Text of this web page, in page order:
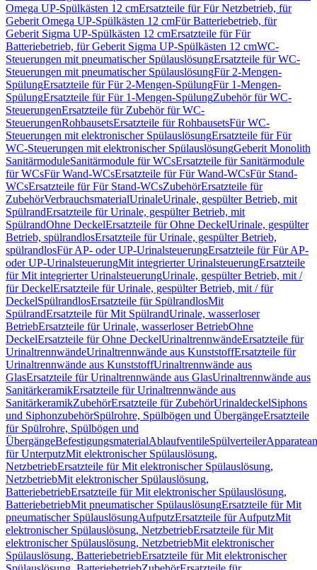
Omega UP-Spülkästen 12 cmErsatzteile für Für Netzbetrieb, für
Geberit Omega UP-Spülkästen 12 cmFür Batteriebetrieb, für
Geberit Sigma UP-Spülkästen 12 cmErsatzteile für Für
Batteriebetrieb, für Geberit Sigma UP-Spülkästen 12 cmWC-
Steuerungen mit pneumatischer SpülauslösungErsatzteile für WC-
Steuerungen mit pneumatischer SpülauslösungFür 2-Mengen-
SpülungErsatzteile für Für 2-Mengen-SpülungFür 1-Mengen-
SpülungErsatzteile für Für 1-Mengen-SpülungZubehör für WC-
SteuerungenErsatzteile für Zubehör für WC-
SteuerungenRohbausetsErsatzteile für RohbausetsFür WC-
Steuerungen mit elektronischer SpülauslösungErsatzteile für Für
WC-Steuerungen mit elektronischer SpülauslösungGeberit Monolith
SanitärmoduleSanitärmodule für WCsErsatzteile für Sanitärmodule
für WCsFür Wand-WCsErsatzteile für Für Wand-WCsFür Stand-
WCsErsatzteile für Für Stand-WCsZubehörErsatzteile für
ZubehörVerbrauchsmaterialUrinaleUrinale, gespülter Betrieb, mit
SpülrandErsatzteile für Urinale, gespülter Betrieb, mit
SpülrandOhne DeckelErsatzteile für Ohne DeckelUrinale, gespülter
Betrieb, spülrandlosErsatzteile für Urinale, gespülter Betrieb,
spülrandlosFür AP- oder UP-UrinalsteuerungErsatzteile für Für AP-
oder UP-UrinalsteuerungMit integrierter UrinalsteuerungErsatzteile
für Mit integrierter UrinalsteuerungUrinale, gespülter Betrieb, mit /
für DeckelErsatzteile für Urinale, gespülter Betrieb, mit / für
DeckelSpülrandlosErsatzteile für SpülrandlosMit
SpülrandErsatzteile für Mit SpülrandUrinale, wasserloser
BetriebErsatzteile für Urinale, wasserloser BetriebOhne
DeckelErsatzteile für Ohne DeckelUrinaltrennwändeErsatzteile für
UrinaltrennwändeUrinaltrennwände aus KunststoffErsatzteile für
Urinaltrennwände aus KunststoffUrinaltrennwände aus
GlasErsatzteile für Urinaltrennwände aus GlasUrinaltrennwände aus
SanitärkeramikErsatzteile für Urinaltrennwände aus
SanitärkeramikZubehörErsatzteile für ZubehörUrinaldeckelSiphons
und SiphonzubehörSpülrohre, Spülbögen und ÜbergängeErsatzteile
für Spülrohre, Spülbögen und
ÜbergängeBefestigungsmaterialAblaufventileSpülverteiler
für UnterputzMit elektronischer Spülauslösung,
NetzbetriebErsatzteile für Mit elektronischer Spülauslösung,
NetzbetriebMit elektronischer Spülauslösung,
BatteriebetriebErsatzteile für Mit elektronischer Spülauslösung,
BatteriebetriebMit pneumatischer SpülauslösungErsatzteile für Mit
pneumatischer SpülauslösungAufputzErsatzteile für AufputzMit
elektronischer Spülauslösung, NetzbetriebErsatzteile für Mit
elektronischer Spülauslösung, NetzbetriebMit elektronischer
Spülauslösung, BatteriebetriebErsatzteile für Mit elektronischer